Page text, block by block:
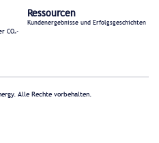
CO₂-
Ressourcen
Kundenergebnisse und Erfolgsgeschichten
Alle Rechte vorbehalten.